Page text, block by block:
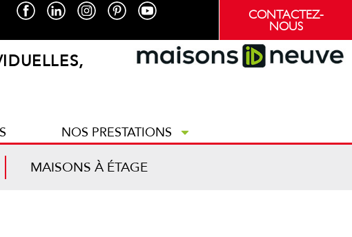
CONTACTEZ-
NOUS
NOS PRESTATIONS
MAISONS À ÉTAGE